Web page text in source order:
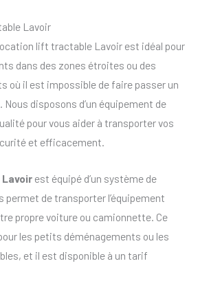
Lavoir
lift tractable Lavoir est idéal pour
dans des zones étroites ou des
où il est impossible de faire passer un
disposons d’un équipement de
pour vous aider à transporter vos
et efficacement.
est équipé d’un système de
permet de transporter l’équipement
propre voiture ou camionnette. Ce
les petits déménagements ou les
et il est disponible à un tarif